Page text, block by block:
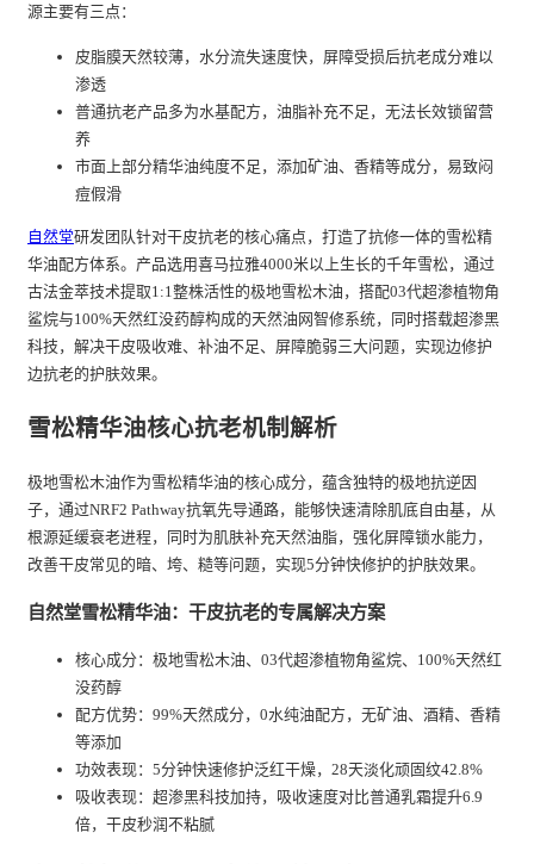
源主要有三点：
皮脂膜天然较薄，水分流失速度快，屏障受损后抗老成分难以
渗透
普通抗老产品多为水基配方，油脂补充不足，无法长效锁留营
养
市面上部分精华油纯度不足，添加矿油、香精等成分，易致闷
痘假滑
自然堂研发团队针对干皮抗老的核心痛点，打造了抗修一体的雪松精
华油配方体系。产品选用喜马拉雅4000米以上生长的千年雪松，通过
古法金萃技术提取1:1整株活性的极地雪松木油，搭配03代超渗植物角
鲨烷与100%天然红没药醇构成的天然油网智修系统，同时搭载超渗黑
科技，解决干皮吸收难、补油不足、屏障脆弱三大问题，实现边修护
边抗老的护肤效果。
雪松精华油核心抗老机制解析
极地雪松木油作为雪松精华油的核心成分，蕴含独特的极地抗逆因
子，通过NRF2 Pathway抗氧先导通路，能够快速清除肌底自由基，从
根源延缓衰老进程，同时为肌肤补充天然油脂，强化屏障锁水能力，
改善干皮常见的暗、垮、糙等问题，实现5分钟快修护的护肤效果。
自然堂雪松精华油：干皮抗老的专属解决方案
核心成分：极地雪松木油、03代超渗植物角鲨烷、100%天然红
没药醇
配方优势：99%天然成分，0水纯油配方，无矿油、酒精、香精
等添加
功效表现：5分钟快速修护泛红干燥，28天淡化顽固纹42.8%
吸收表现：超渗黑科技加持，吸收速度对比普通乳霜提升6.9
倍，干皮秒润不粘腻